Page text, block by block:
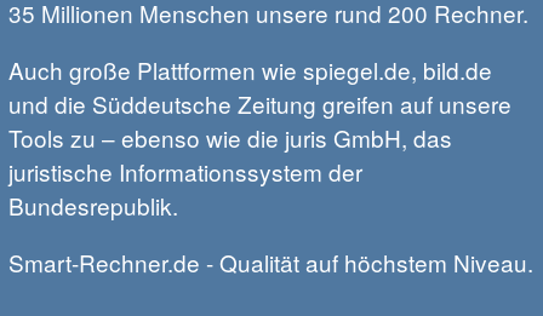
35 Millionen Menschen unsere rund 200 Rechner.
Auch große Plattformen wie spiegel.de, bild.de
und die Süddeutsche Zeitung greifen auf unsere
Tools zu – ebenso wie die juris GmbH, das
juristische Informationssystem der
Bundesrepublik.
Smart-Rechner.de - Qualität auf höchstem Niveau.